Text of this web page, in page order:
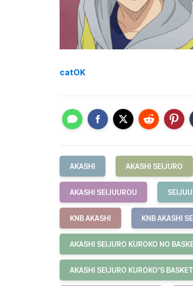
catOK
AKASHI AKASHI SEIJURO
AKASHI SEIJUUROU
KNB AKASHI KNB AKASHI
AKASHI SEIJURO KUROKO NO
AKASHI SEIJURO KUROKO'S